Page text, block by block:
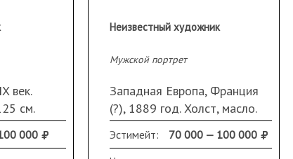
век.
см.
000
Неизвестный художник
Мужской портрет
Западная Европа, Франция
(?), 1889 год. Холст, масло.
67 Х 51 см. Неразборчивая
подпись и дата справа внизу.
Эстимейт: 70 000 — 100 000